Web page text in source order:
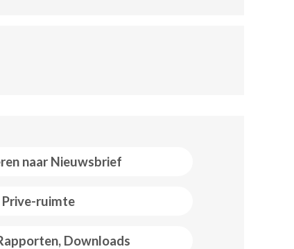
naar Nieuwsbrief
Prive-ruimte
Downloads